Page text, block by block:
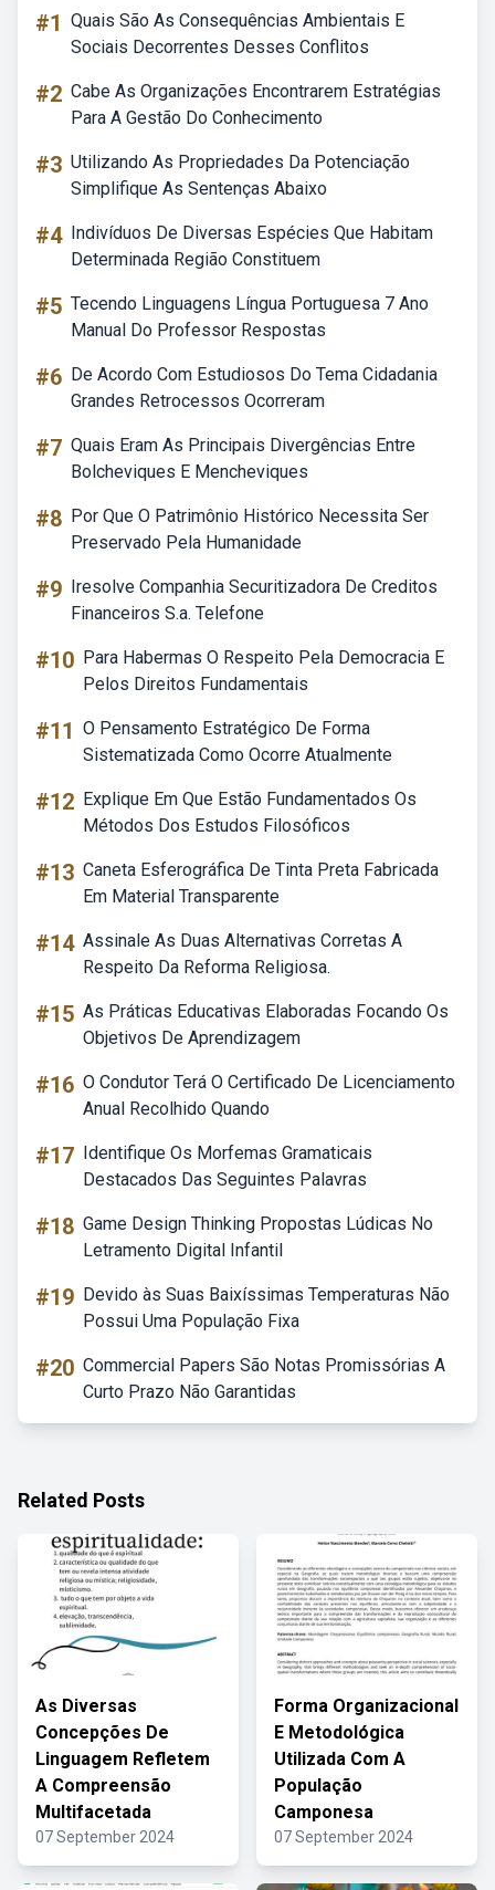
#1 Quais São As Consequências Ambientais E
Sociais Decorrentes Desses Conflitos
#2 Cabe As Organizações Encontrarem Estratégias
Para A Gestão Do Conhecimento
#3 Utilizando As Propriedades Da Potenciação
Simplifique As Sentenças Abaixo
#4 Indivíduos De Diversas Espécies Que Habitam
Determinada Região Constituem
#5 Tecendo Linguagens Língua Portuguesa 7 Ano
Manual Do Professor Respostas
#6 De Acordo Com Estudiosos Do Tema Cidadania
Grandes Retrocessos Ocorreram
#7 Quais Eram As Principais Divergências Entre
Bolcheviques E Mencheviques
#8 Por Que O Patrimônio Histórico Necessita Ser
Preservado Pela Humanidade
#9 Iresolve Companhia Securitizadora De Creditos
Financeiros S.a. Telefone
#10 Para Habermas O Respeito Pela Democracia E
Pelos Direitos Fundamentais
#11 O Pensamento Estratégico De Forma
Sistematizada Como Ocorre Atualmente
#12 Explique Em Que Estão Fundamentados Os
Métodos Dos Estudos Filosóficos
#13 Caneta Esferográfica De Tinta Preta Fabricada
Em Material Transparente
#14 Assinale As Duas Alternativas Corretas A
Respeito Da Reforma Religiosa.
#15 As Práticas Educativas Elaboradas Focando Os
Objetivos De Aprendizagem
#16 O Condutor Terá O Certificado De Licenciamento
Anual Recolhido Quando
#17 Identifique Os Morfemas Gramaticais
Destacados Das Seguintes Palavras
#18 Game Design Thinking Propostas Lúdicas No
Letramento Digital Infantil
#19 Devido às Suas Baixíssimas Temperaturas Não
Possui Uma População Fixa
#20 Commercial Papers São Notas Promissórias A
Curto Prazo Não Garantidas
Related Posts
As Diversas
Concepções De
Linguagem Refletem
A Compreensão
Multifacetada
07 September 2024
Forma Organizacional
E Metodológica
Utilizada Com A
População
Camponesa
07 September 2024